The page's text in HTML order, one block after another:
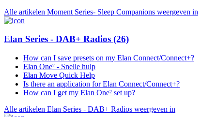
Alle artikelen Moment Series- Sleep Companions weergeven in
Elan Series - DAB+ Radios (26)
How can I save presets on my Elan Connect/Connect+?
Elan One² - Snelle hulp
Elan Move Quick Help
Is there an application for Elan Connect/Connect+?
How can I get my Elan One² set up?
Alle artikelen Elan Series - DAB+ Radios weergeven in